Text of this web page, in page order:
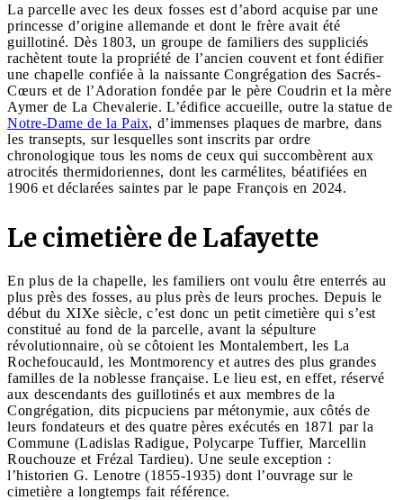
La parcelle avec les deux fosses est d’abord acquise par une
princesse d’origine allemande et dont le frère avait été
guillotiné. Dès 1803, un groupe de familiers des suppliciés
rachètent toute la propriété de l’ancien couvent et font édifier
une chapelle confiée à la naissante Congrégation des Sacrés-
Cœurs et de l’Adoration fondée par le père Coudrin et la mère
Aymer de La Chevalerie. L’édifice accueille, outre la statue de
Notre-Dame de la Paix, d’immenses plaques de marbre, dans
les transepts, sur lesquelles sont inscrits par ordre
chronologique tous les noms de ceux qui succombèrent aux
atrocités thermidoriennes, dont les carmélites, béatifiées en
1906 et déclarées saintes par le pape François en 2024.
Le cimetière de Lafayette
En plus de la chapelle, les familiers ont voulu être enterrés au
plus près des fosses, au plus près de leurs proches. Depuis le
début du XIXe siècle, c’est donc un petit cimetière qui s’est
constitué au fond de la parcelle, avant la sépulture
révolutionnaire, où se côtoient les Montalembert, les La
Rochefoucauld, les Montmorency et autres des plus grandes
familles de la noblesse française. Le lieu est, en effet, réservé
aux descendants des guillotinés et aux membres de la
Congrégation, dits picpuciens par métonymie, aux côtés de
leurs fondateurs et des quatre pères exécutés en 1871 par la
Commune (Ladislas Radigue, Polycarpe Tuffier, Marcellin
Rouchouze et Frézal Tardieu). Une seule exception :
l’historien G. Lenotre (1855-1935) dont l’ouvrage sur le
cimetière a longtemps fait référence.